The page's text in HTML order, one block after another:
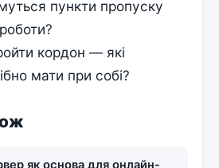
пункти пропуску
кордон — які
мати при собі?
як основа для онлайн-